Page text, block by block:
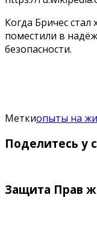
Когда Бричес стал
поместили в
безопасности.
Меткиопыты на
Поделитесь у
Защита Прав